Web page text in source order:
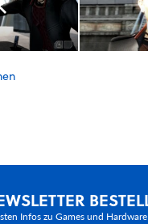
Infos zu Games und